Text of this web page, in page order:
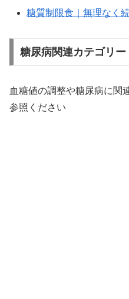
糖質制限食｜無理なく
糖尿病関連カテゴリー
血糖値の調整や糖尿病に関
参照ください